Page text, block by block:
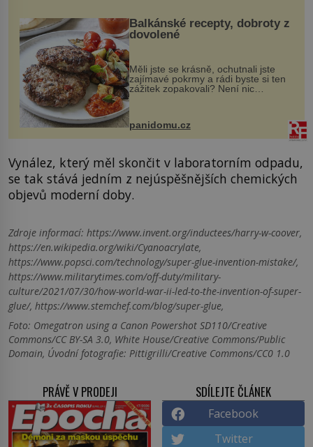
Balkánské recepty, dobroty z
dovolené
Měli jste se krásně, ochutnali jste
zajímavé pokrmy a rádi byste si ten
zážitek zopakovali? Není nic
snazšího. Pljeskavica (10 porcí)
Možná jste ji ochutnali na dovolené v
panidomu.cz
Vynález, který měl skončit v laboratorním odpadu,
se tak stává jedním z nejúspěšnějších chemických
objevů moderní doby.
Zdroje informací: https://www.invent.org/inductees/harry-w-coover,
https://en.wikipedia.org/wiki/Cyanoacrylate,
https://www.popsci.com/technology/super-glue-invention-mistake/,
https://www.militarytimes.com/off-duty/military-
culture/2021/07/30/how-world-war-ii-led-to-the-invention-of-super-
glue/, https://www.stemchef.com/blog/super-glue,
Foto: Omegatron using a Canon Powershot SD110/Creative
Commons/CC BY-SA 3.0, White House/Creative Commons/Public
Domain, Úvodní fotografie: Pittigrilli/Creative Commons/CC0 1.0
PRÁVĚ V PRODEJI SDÍLEJTE ČLÁNEK
Facebook
Twitter